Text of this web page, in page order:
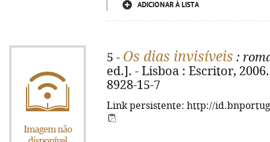
ADICIONAR À LISTA
5 - Os dias invisíveis :
ed.]. - Lisboa : Escritor,
8928-15-7
Link persistente: http://